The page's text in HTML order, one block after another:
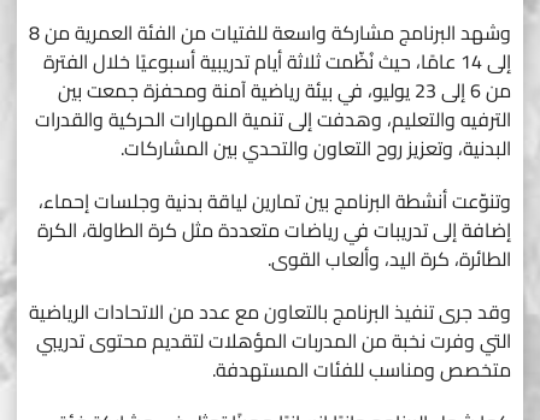
وشهد البرنامج مشاركة واسعة للفتيات من الفئة العمرية من 8
إلى 14 عامًا، حيث نُظّمت ثلاثة أيام تدريبية أسبوعيًا خلال الفترة
من 6 إلى 23 يوليو، في بيئة رياضية آمنة ومحفزة جمعت بين
الترفيه والتعليم، وهدفت إلى تنمية المهارات الحركية والقدرات
البدنية، وتعزيز روح التعاون والتحدي بين المشاركات.
وتنوّعت أنشطة البرنامج بين تمارين لياقة بدنية وجلسات إحماء،
إضافة إلى تدريبات في رياضات متعددة مثل كرة الطاولة، الكرة
الطائرة، كرة اليد، وألعاب القوى.
وقد جرى تنفيذ البرنامج بالتعاون مع عدد من الاتحادات الرياضية
التي وفرت نخبة من المدربات المؤهلات لتقديم محتوى تدريبي
متخصص ومناسب للفئات المستهدفة.